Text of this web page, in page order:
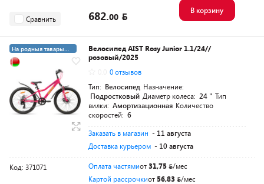
Сравнить 682.00
В корзину
На родныя тавары
4%
5+19 суперкредит
Велосипед AIST Rosy Junior 1.1/24//
розовый/2025
0 отзывов
Тип: Велосипед Назначение:
Подростковый Диаметр колеса: 24 " Тип
вилки: Амортизационная Количество
скоростей: 6
Заказать в магазин - 11 августа
Доставка курьером - 10 августа
Код: 371071 Оплата частямиот31,75
/мес
Картой рассрочкиот 56,83 /мес